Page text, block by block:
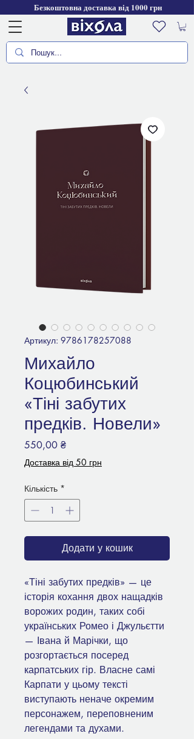
Безкоштовна доставка від 1000 грн
Артикул: 9786178257088
Михайло
Коцюбинський
«Тіні забутих
предків. Новели»
550,00 ₴Ціна
Доставка від 50 грн
Кількість *
Додати у кошик
«Тіні забутих предків» — це
історія кохання двох нащадків
ворожих родин, таких собі
українських Ромео і Джульєтти
— Івана й Марічки, що
розгортається посеред
карпатських гір. Власне самі
Карпати у цьому тексті
виступають неначе окремим
персонажем, переповненим
легендами та духами.